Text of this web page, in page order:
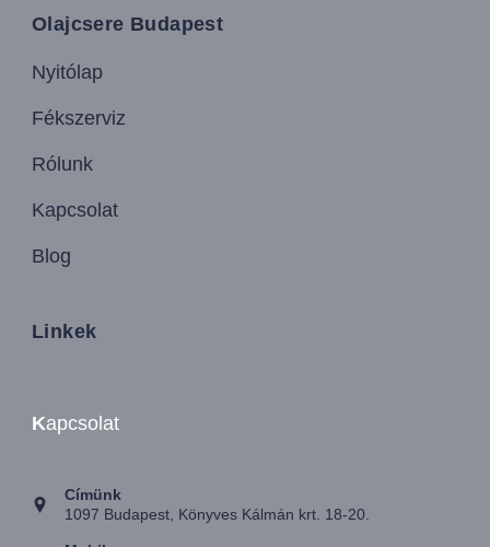
Olajcsere Budapest
Nyitólap
Fékszerviz
Rólunk
Kapcsolat
Blog
Linkek
Kapcsolat
Címünk
1097 Budapest, Könyves Kálmán krt. 18-20.